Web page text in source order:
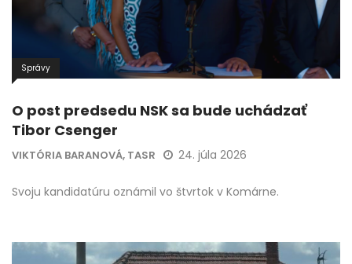
Správy
O post predsedu NSK sa bude uchádzať
Tibor Csenger
VIKTÓRIA BARANOVÁ, TASR 24. júla 2026
Svoju kandidatúru oznámil vo štvrtok v Komárne.